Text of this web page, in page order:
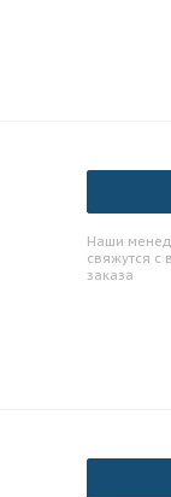
Наши
свяжутся с
заказа